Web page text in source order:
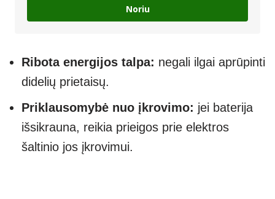
Noriu
Ribota energijos talpa: negali ilgai aprūpinti
didelių prietaisų.
Priklausomybė nuo įkrovimo: jei baterija
išsikrauna, reikia prieigos prie elektros
šaltinio jos įkrovimui.